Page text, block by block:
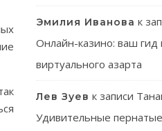
Эмилия Иванова к
Онлайн-казино: ваш гид
виртуального азарта
Лев Зуев к записи
Удивительные